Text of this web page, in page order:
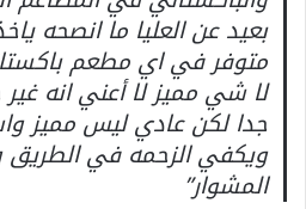
بعيد عن العليا ما انصحه
متوفر في اي مطعم
لا شي مميز لا أعني انه
جدا لكن عادي ليس مميز
ويكفي الزحمه في
المشوار”